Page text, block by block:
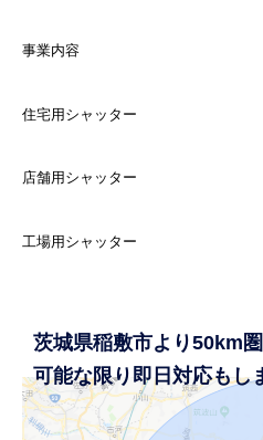
事業内容
住宅用シャッター
店舗用シャッター
工場用シャッター
茨城県稲敷市より50km
可能な限り即日対応もし